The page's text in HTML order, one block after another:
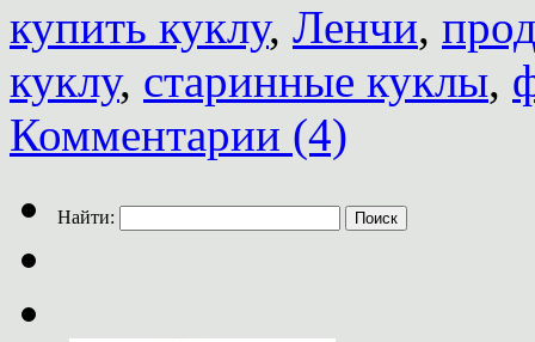
купить куклу, Ленчи,
куклу, старинные куклы,
Комментарии (4)
Найти: